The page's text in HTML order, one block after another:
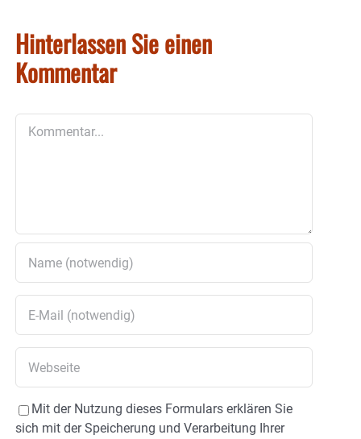
Hinterlassen Sie einen
Kommentar
Mit der Nutzung dieses Formulars erklären Sie
sich mit der Speicherung und Verarbeitung Ihrer